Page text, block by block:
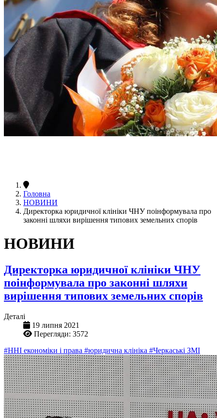
Головна
НОВИНИ
Директорка юридичної клініки ЧНУ поінформувала про
законні шляхи вирішення типових земельних спорів
НОВИНИ
Директорка юридичної клініки ЧНУ
поінформувала про законні шляхи
вирішення типових земельних спорів
Деталі
19 липня 2021
Перегляди: 3572
#ННІ економіки і права #юридична клініка #Черкаські ЗМІ